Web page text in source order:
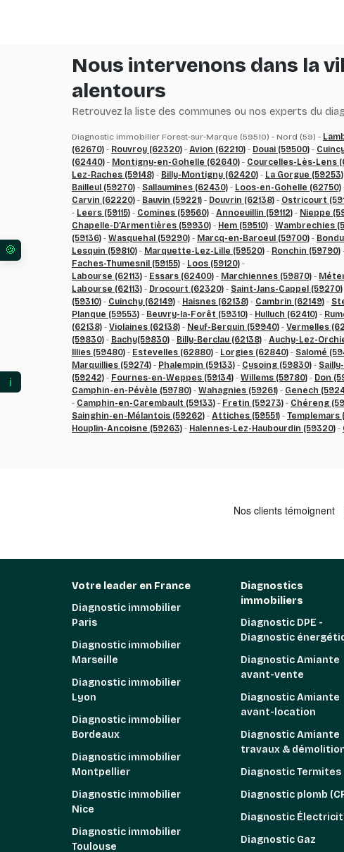
Nous intervenons dans la
alentours
Retrouvez la liste des communes ou nos experts du
Diagnostic immobilier Forest-sur-Marque (59510) - Nord (59) -
(62670) - Rouvroy (62320) - Avion (62210) - Douai (59500) -
(62440) - Montigny-en-Gohelle (62640) - Courcelles-Lès-Lens
Lez-Raches (59148) - Billy-Montigny (62420) - La Gorgue (59253)
Bailleul (59270) - Sallaumines (62430) - Loos-en-Gohelle (62750)
Carvin (62220) - Bauvin (59221) - Douvrin (62138) - Ostricourt
- Leers (59115) - Comines (59560) - Annoeuillin (59112) - Nieppe
Chapelle-D’Armentières (59930) - Hem (59510) - Wambrechies
(59136) - Wasquehal (59290) - Marcq-en-Baroeul (59700) -
Lesquin (59810) - Marquette-Lez-Lille (59520) - Ronchin (59790)
Faches-Thumesnil (59155) - Loos (59120) -
Labourse (62113) - Essars (62400) - Marchiennes (59870) -
Labourse (62113) - Drocourt (62320) - Saint-Jans-Cappel (59270)
(59310) - Cuinchy (62149) - Haisnes (62138) - Cambrin (62149) -
Planque (59553) - Beuvry-la-Forêt (59310) - Hulluch (62410) -
(62138) - Violaines (62138) - Neuf-Berquin (59940) - Vermelles
(59830) - Bachy(59830) - Billy-Berclau (62138) - Auchy-Lez-
Illies (59480) - Estevelles (62880) - Lorgies (62840) - Salomé
Marquillies (59274) - Phalempin (59133) - Cysoing (59830) -
(59242) - Fournes-en-Weppes (59134) - Willems (59780) - Don
Camphin-en-Pévèle (59780) - Wahagnies (59261) - Genech
- Camphin-en-Carembault (59133) - Fretin (59273) - Chéreng
Sainghin-en-Mélantois (59262) - Attiches (59551) - Templemars
Houplin-Ancoisne (59263) - Halennes-Lez-Haubourdin (59320) -
Votre leader en France
Diagnostic immobilier
Paris
Diagnostic immobilier
Marseille
Diagnostic immobilier
Lyon
Diagnostic immobilier
Bordeaux
Diagnostic immobilier
Montpellier
Diagnostic immobilier
Nice
Diagnostic immobilier
Toulouse
Diagnostics
immobiliers
Diagnostic DPE -
Diagnostic
Diagnostic Amiante
avant-vente
Diagnostic Amiante
avant-location
Diagnostic Amiante
travaux &
Diagnostic Termites
Diagnostic plomb
Diagnostic
Diagnostic Gaz
ℹ️
Vos préférences en matière de consentement pour les